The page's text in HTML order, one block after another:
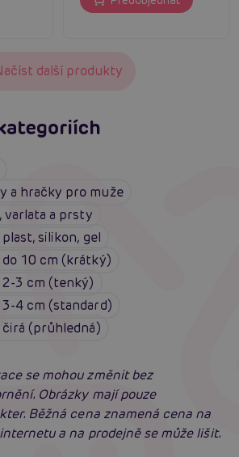
další produkty
a hračky pro muže
varlata a prsty
silikon, gel
10 cm (krátký)
3 cm (tenký)
4 cm (standard)
(průhledná)
se mohou změnit bez
Obrázky mají pouze
Běžná cena znamená cena na
a na prodejně se může lišit.